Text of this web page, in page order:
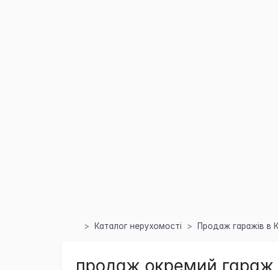
Каталог нерухомості Продаж гаражів в
продаж окремий гараж